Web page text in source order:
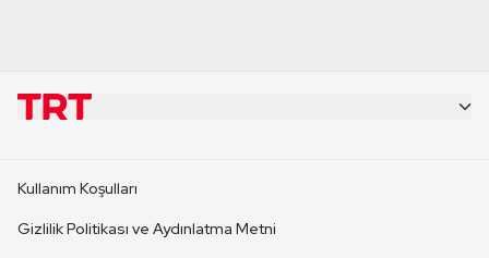
Kullanım Koşulları
Gizlilik Politikası ve Aydınlatma Metni